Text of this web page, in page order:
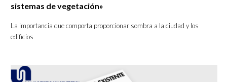
sistemas de vegetación»
La importancia que comporta proporcionar sombra a la ciudad y los
edificios